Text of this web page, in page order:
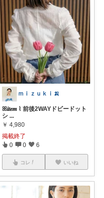
ｍｉｚｕｋｉ🍌
ꕤ𝒊𝒕𝒆𝒎 ⌇ 前後2WAYドビードット
シ ...
￥ 4,980
掲載終了
0 0 6
コレ いいね